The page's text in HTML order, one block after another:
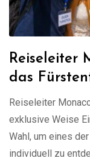
Reiseleiter
das
Reiseleiter
exklusive Weise
Wahl, um eines
individuell zu